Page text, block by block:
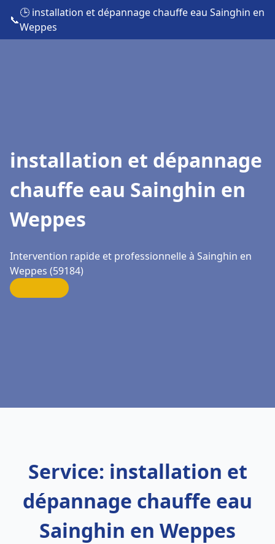
📞
🕒 installation et dépannage chauffe eau Sainghin en
Weppes
installation et dépannage
chauffe eau Sainghin en
Weppes
Intervention rapide et professionnelle à Sainghin en
Weppes (59184)
Service: installation et
dépannage chauffe eau
Sainghin en Weppes